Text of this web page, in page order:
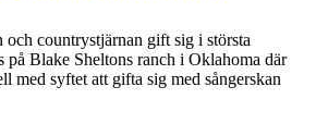
och countrystjärnan gift sig i största
på Blake Sheltons ranch i Oklahoma där
med syftet att gifta sig med sångerskan